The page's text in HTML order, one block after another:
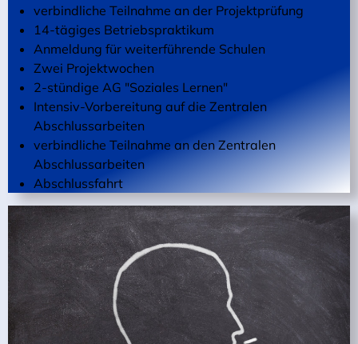
verbindliche Teilnahme an der Projektprüfung
14-tägiges Betriebspraktikum
Anmeldung für weiterführende Schulen
Zwei Projektwochen
2-stündige AG "Soziales Lernen"
Intensiv-Vorbereitung auf die Zentralen
Abschlussarbeiten
verbindliche Teilnahme an den Zentralen
Abschlussarbeiten
Abschlussfahrt